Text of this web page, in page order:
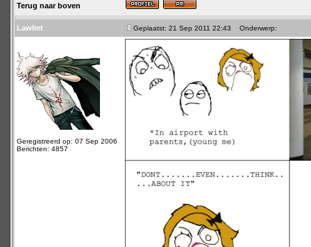
Terug naar boven
Lawliet Geplaatst: 21 Sep 2011 22:43 Onderwerp:
Geregistreerd op: 07 Sep 2006
Berichten: 4857